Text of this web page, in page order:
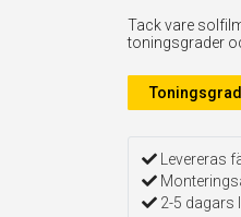
Tack vare
toningsgrader
Levereras
2-5 dagars